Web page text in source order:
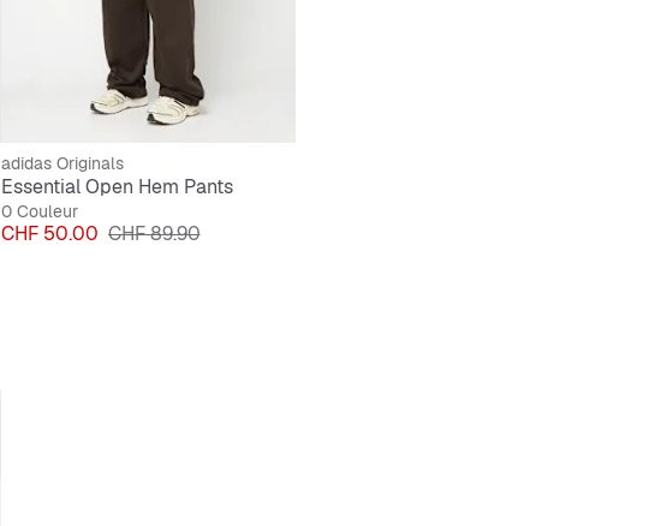
adidas Originals
Essential Open Hem Pants
0 Couleur
Prix
CHF 50.00 Prix original
CHF 89.90